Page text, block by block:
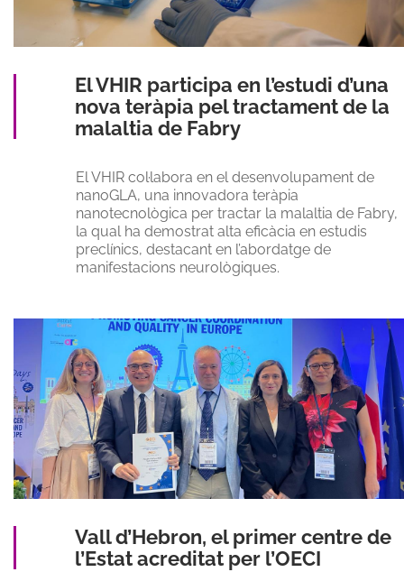
El VHIR participa en l’estudi d’una
nova teràpia pel tractament de la
malaltia de Fabry
El VHIR col·labora en el desenvolupament de
nanoGLA, una innovadora teràpia
nanotecnològica per tractar la malaltia de Fabry,
la qual ha demostrat alta eficàcia en estudis
preclínics, destacant en l’abordatge de
manifestacions neurològiques.
Vall d’Hebron, el primer centre de
l’Estat acreditat per l’OECI